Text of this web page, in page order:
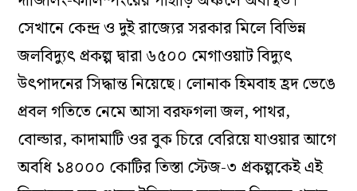
সেখানে কেন্দ্র ও দুই রাজ্যের সরকার মিলে বিভিন্ন
জলবিদ্যুৎ প্রকল্প দ্বারা ৬৫০০ মেগাওয়াট বিদ্যুৎ
উৎপাদনের সিদ্ধান্ত নিয়েছে। লোনাক হিমবাহ হ্রদ ভেঙে
প্রবল গতিতে নেমে আসা বরফগলা জল, পাথর,
বোল্ডার, কাদামাটি ওর বুক চিরে বেরিয়ে যাওয়ার আগে
অবধি ১৪০০০ কোটির তিস্তা স্টেজ-৩ প্রকল্পকেই এই